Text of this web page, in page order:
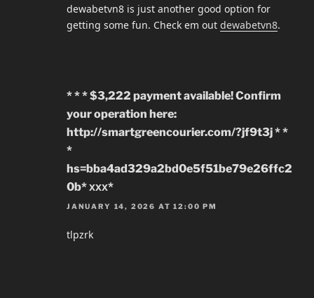
dewabetvn8 is just another good option for
getting some fun. Check em out dewabetvn8.
* * * $3,222 payment available! Confirm
your operation here:
http://smartgreencourier.com/?jf9t3j * *
*
hs=bba4ad329a2bd0e5f51be79e26ffc2
0b* ххх*
JANUARY 14, 2026 AT 12:00 PM
tlpzrk